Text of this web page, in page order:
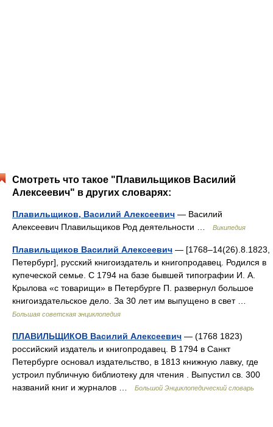
Смотреть что такое "Плавильщиков Василий
Алексеевич" в других словарях:
Плавильщиков, Василий Алексеевич — Василий
Алексеевич Плавильщиков Род деятельности …
Википедия
Плавильщиков Василий Алексеевич — [1768‒14(26).8.1823,
Петербург], русский книгоиздатель и книгопродавец. Родился в
купеческой семье. С 1794 на базе бывшей типографии И. А.
Крылова «с товарищи» в Петербурге П. развернул большое
книгоиздательское дело. За 30 лет им выпущено в свет …
Большая советская энциклопедия
ПЛАВИЛЬЩИКОВ Василий Алексеевич — (1768 1823)
российский издатель и книгопродавец. В 1794 в Санкт
Петербурге основал издательство, в 1813 книжную лавку, где
устроил публичную библиотеку для чтения . Выпустил св. 300
названий книг и журналов …
Большой Энциклопедический словарь